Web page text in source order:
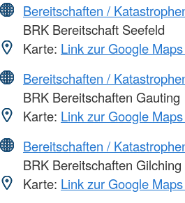
Bereitschaften /
BRK Bereitschaft Seefeld
Karte: Link zur Google
Bereitschaften /
BRK Bereitschaften Gauting
Karte: Link zur Google
Bereitschaften /
BRK Bereitschaften Gilching
Karte: Link zur Google